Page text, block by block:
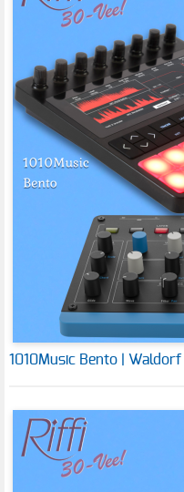
1010Music Bento |